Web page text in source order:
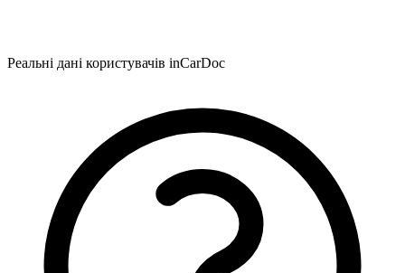
Реальні дані користувачів inCarDoc